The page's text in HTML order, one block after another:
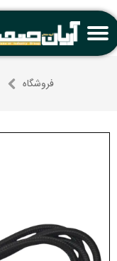
حساب کاربری من
خروج از حساب کاربری
فروشگاه